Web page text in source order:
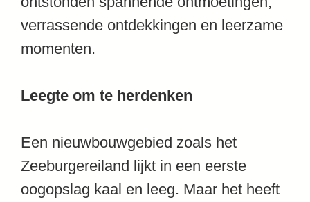
verrassende ontdekkingen en leerzame
momenten.
Leegte om te herdenken
Een nieuwbouwgebied zoals het
Zeeburgereiland lijkt in een eerste
oogopslag kaal en leeg. Maar het heeft